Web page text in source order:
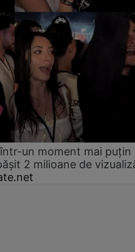
un moment mai puțin
2 milioane de